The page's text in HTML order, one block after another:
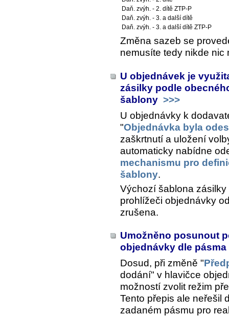
Daň. zvýh. - 2. dítě ZTP-P
Daň. zvýh. - 3. a další dítě
Daň. zvýh. - 3. a další dítě ZTP-P
Změna sazeb se
nemusíte tedy nikde nic
U objednávek je
zásilky podle
šablony >>>
U objednávky k
"Objednávka byla
zaškrtnutí a uložení
automaticky nabídne
mechanismu pro
šablony.
Výchozí šablona
prohlížeči objednávky
zrušena.
Umožněno posunout
objednávky dle
Dosud, při změně "
dodání" v hlavičce
možností zvolit režim
Tento přepis ale neřešil
zadaném pásmu pro